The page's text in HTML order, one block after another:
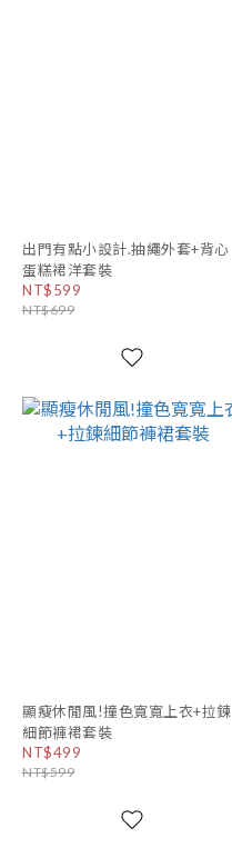
出門有點小設計.抽繩外套+背心
蛋糕裙洋套裝
NT$599
NT$699
顯瘦休閒風!撞色寬寬上衣+拉鍊
細節褲裙套裝
NT$499
NT$599